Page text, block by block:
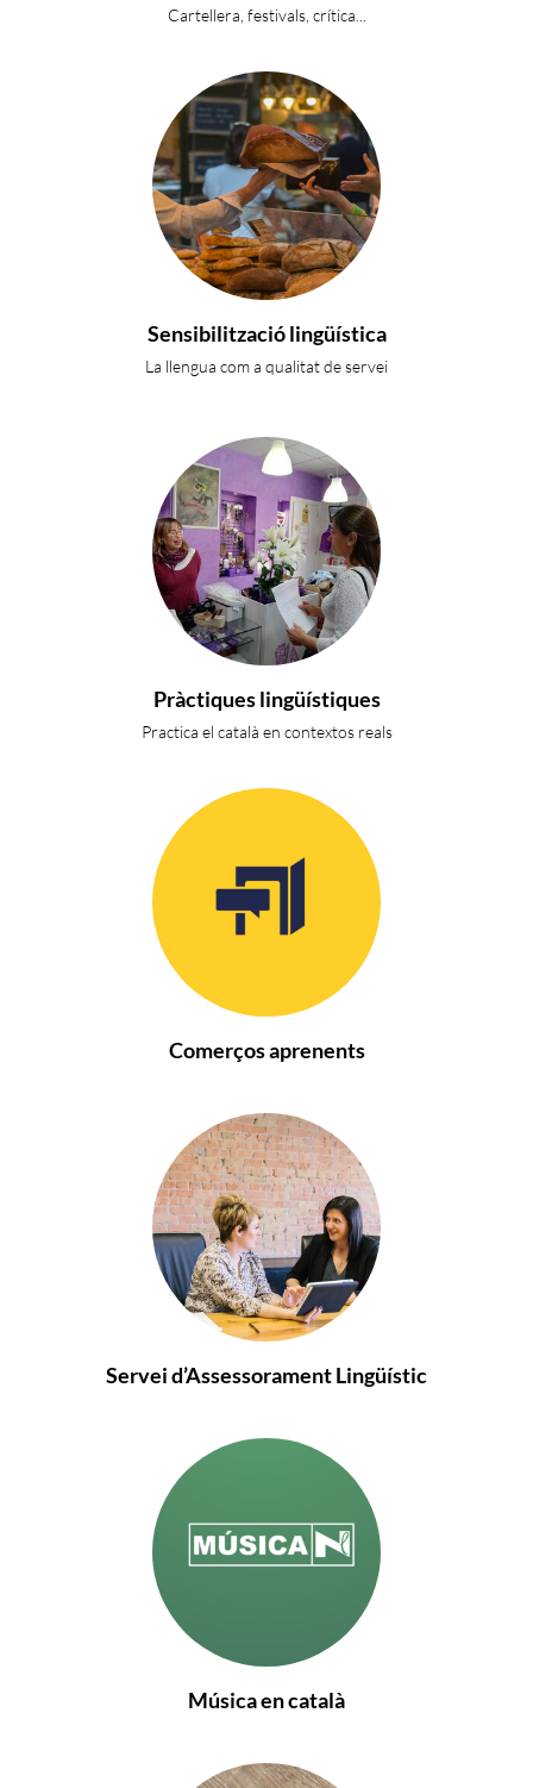
Cartellera, festivals, crítica...
Sensibilització lingüística
La llengua com a qualitat de servei
Pràctiques lingüístiques
Practica el català en contextos reals
Comerços aprenents
Servei d’Assessorament Lingüístic
Música en català